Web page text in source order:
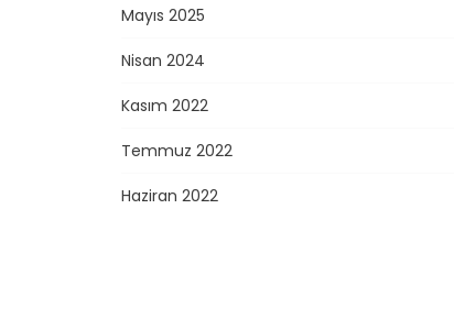
Mayıs 2025
Nisan 2024
Kasım 2022
Temmuz 2022
Haziran 2022